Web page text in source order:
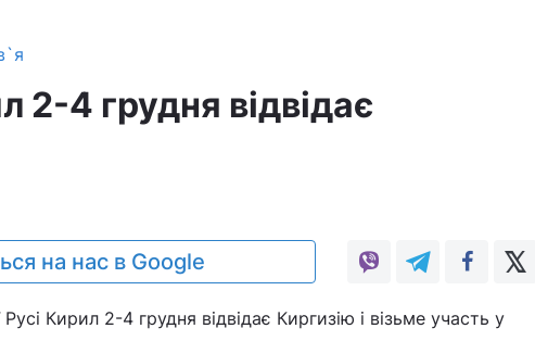
2-4 грудня відвідає
на нас в Google
Кирил 2-4 грудня відвідає Киргизію і візьме участь у